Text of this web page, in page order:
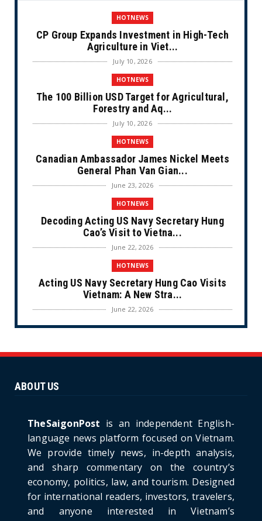
HOTNEWS
CP Group Expands Investment in High-Tech
Agriculture in Viet...
July 10, 2026
HOTNEWS
The 100 Billion USD Target for Agricultural,
Forestry and Aq...
July 10, 2026
HOTNEWS
Canadian Ambassador James Nickel Meets
General Phan Van Gian...
June 23, 2026
HOTNEWS
Decoding Acting US Navy Secretary Hung
Cao’s Visit to Vietna...
June 22, 2026
HOTNEWS
Acting US Navy Secretary Hung Cao Visits
Vietnam: A New Stra...
June 22, 2026
CULTURE
Ninh Bride Re-enacts...
Project: An Analysi...
June 21, 2026
HOTNEWS
Detailed Analysis of the Cooling-off Period
Law in Timeshare...
June 21, 2026
HOTNEWS
ABOUT US
TheSaigonPost is an independent English-
language news platform focused on Vietnam.
We provide timely news, in-depth analysis,
and sharp commentary on the country’s
economy, politics, law, and tourism. Designed
for international readers, investors, travelers,
and anyone interested in Vietnam’s